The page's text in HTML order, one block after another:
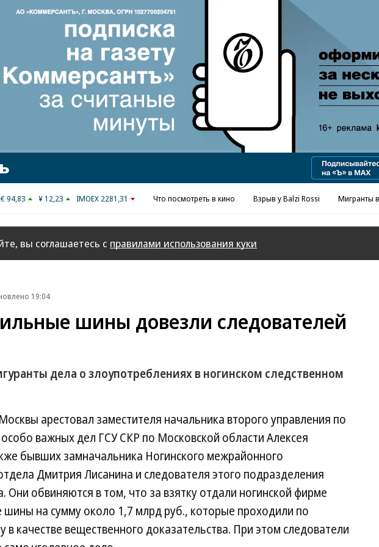
Реклама в «Ъ» www.kommersant.ru/ad
€ 94,83 ¥ 12,23 IMOEX 2281,31 Что посмотреть в кино Взрыв у Balzi Rossi Мигранты
вы соглашаетесь с правилами использования куки
19:04
шины довезли следователей
дела о злоупотреблениях в ногинском следственном
арестовал заместителя начальника второго управления по
важных дел ГСУ СКР по Московской области Алексея
бывших замначальника Ногинского межрайонного
Дмитрия Лисанина и следователя этого подразделения
Они обвиняются в том, что за взятку отдали ногинской фирме
на сумму около 1,7 млрд руб., которые проходили по
в качестве вещественного доказательства. При этом следователи